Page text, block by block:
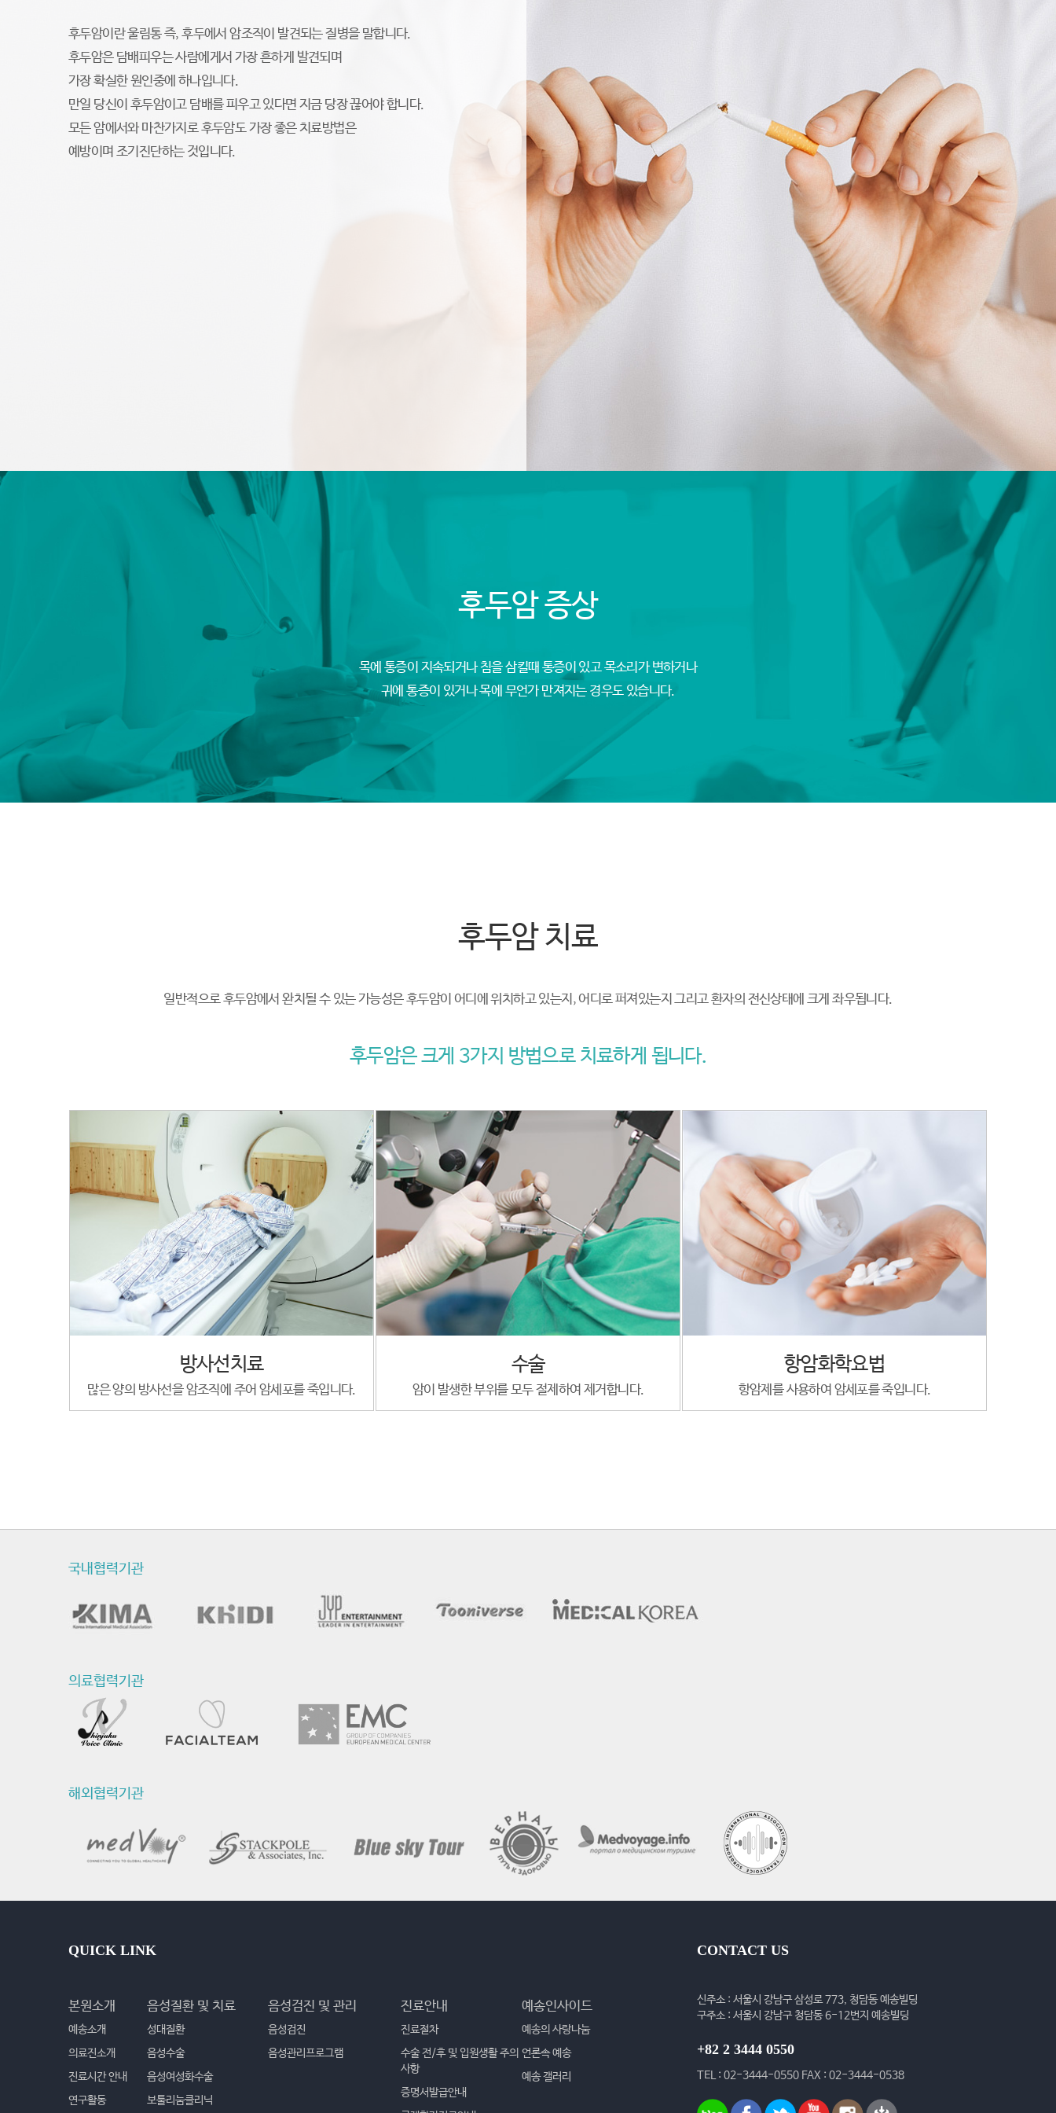
후두암이란 울림통 즉, 후두에서 암조직이 발견되는 질병을 말합니다.
후두암은 담배피우는 사람에게서 가장 흔하게 발견되며
가장 확실한 원인중에 하나입니다.
만일 당신이 후두암이고 담배를 피우고 있다면 지금 당장 끊어야 합니다.
모든 암에서와 마찬가지로 후두암도 가장 좋은 치료방법은
예방이며 조기진단하는 것입니다.
후두암 증상
목에 통증이 지속되거나 침을 삼킬때 통증이 있고 목소리가 변하거나
귀에 통증이 있거나 목에 무언가 만져지는 경우도 있습니다.
후두암 치료
일반적으로 후두암에서 완치될 수 있는 가능성은 후두암이 어디에 위치하고 있는지, 어디로 퍼져있는지 그리고 환자의 전신상태에 크게 좌우됩니다.
후두암은 크게 3가지 방법으로 치료하게 됩니다.
방사선치료
많은 양의 방사선을 암조직에 주어 암세포를 죽입니다.
수술
암이 발생한 부위를 모두 절제하여 제거합니다.
항암화학요법
항암제를 사용하여 암세포를 죽입니다.
국내협력기관
의료협력기관
해외협력기관
QUICK LINK
본원소개
예송소개
의료진소개
진료시간 안내
연구활동
음성질환 및 치료
성대질환
음성수술
음성여성화수술
보툴리눔클리닉
음성검진 및 관리
음성검진
음성관리프로그램
진료안내
진료절차
수술 전/후 및 입원생활 주의
사항
증명서발급안내
예송인사이드
예송의 사랑나눔
언론속 예송
예송 갤러리
CONTACT US
신주소 : 서울시 강남구 삼성로 773, 청담동 예송빌딩
구주소 : 서울시 강남구 청담동 6-12번지 예송빌딩
+82 2 3444 0550
TEL : 02-3444-0550 FAX : 02-3444-0538